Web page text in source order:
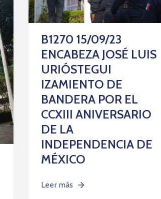
B1270 15/09/23
ENCABEZA JOSÉ LUIS
URIÓSTEGUI
IZAMIENTO DE
BANDERA POR EL
CCXIII ANIVERSARIO
DE LA
INDEPENDENCIA DE
MÉXICO
Leer más